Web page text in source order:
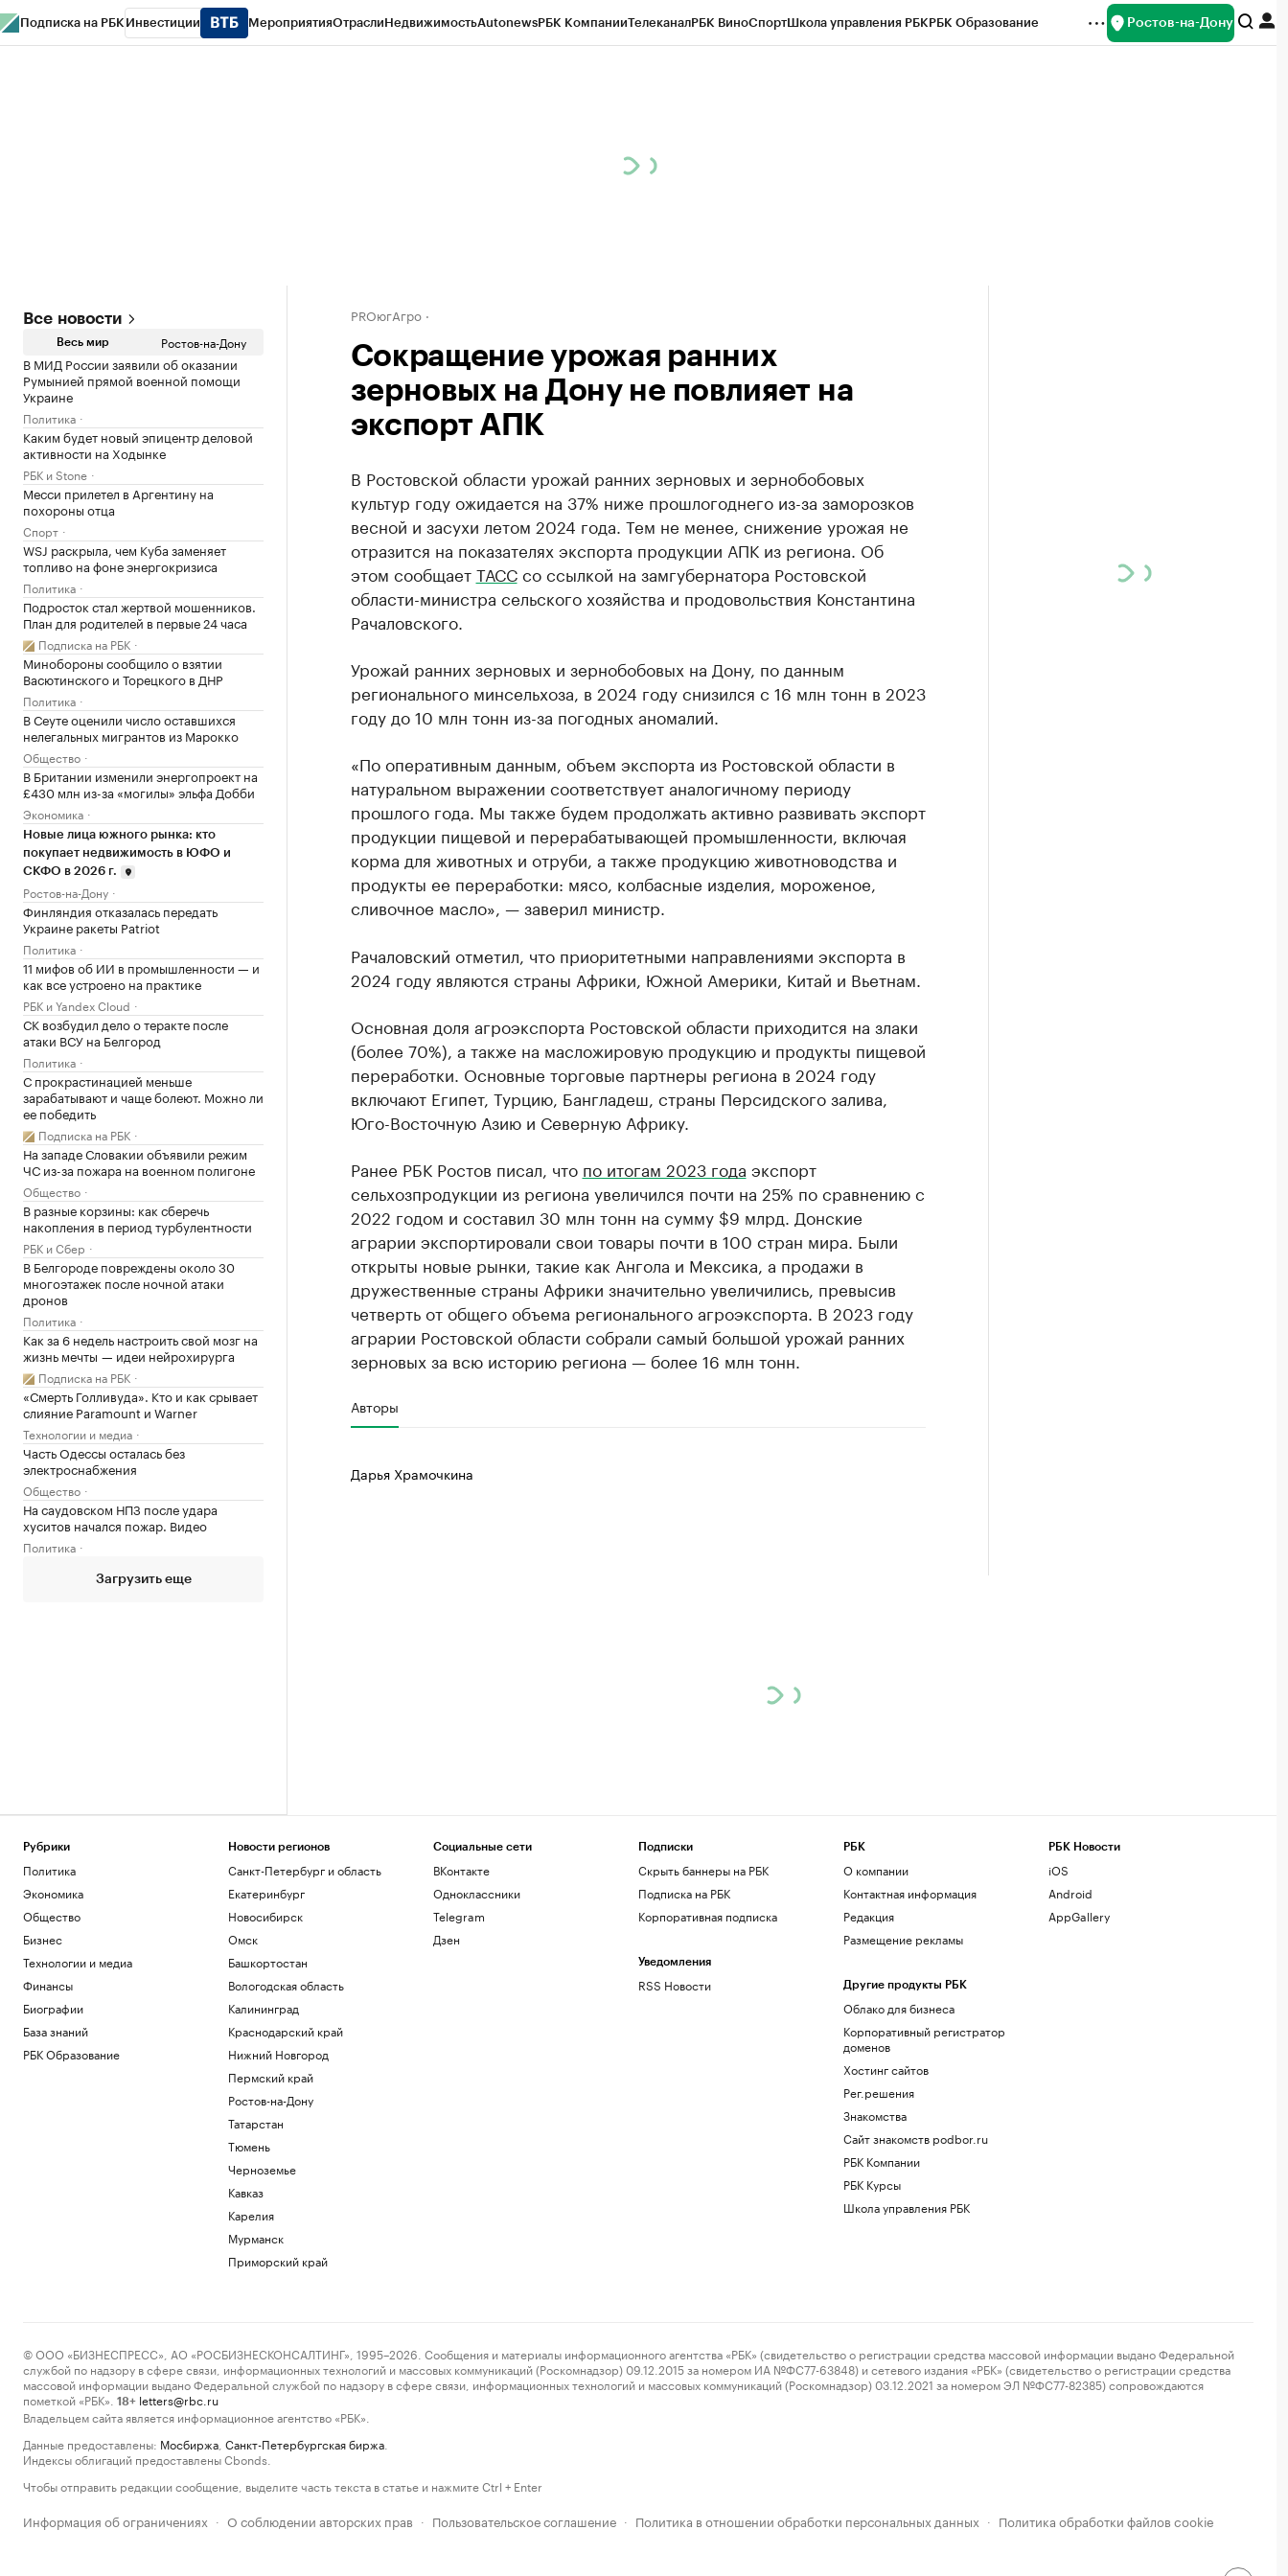
Подписка на РБК Инвестиции МероприятияОтраслиНедвижимостьAutonewsРБК КомпанииТелеканалРБК ВиноСпортШкола управления РБКРБК Образование Ростов-на-Дону
Все новости
Весь мир Ростов-на-Дону
В МИД России заявили об оказании
Румынией прямой военной помощи
Украине
Политика
Каким будет новый эпицентр деловой
активности на Ходынке
РБК и Stone
Месси прилетел в Аргентину на
похороны отца
Спорт
WSJ раскрыла, чем Куба заменяет
топливо на фоне энергокризиса
Политика
Подросток стал жертвой мошенников.
План для родителей в первые 24 часа
Подписка на РБК
Минобороны сообщило о взятии
Васютинского и Торецкого в ДНР
Политика
В Сеуте оценили число оставшихся
нелегальных мигрантов из Марокко
Общество
В Британии изменили энергопроект на
£430 млн из-за «могилы» эльфа Добби
Экономика
Новые лица южного рынка: кто
покупает недвижимость в ЮФО и
СКФО в 2026 г.
Ростов-на-Дону
Финляндия отказалась передать
Украине ракеты Patriot
Политика
11 мифов об ИИ в промышленности — и
как все устроено на практике
РБК и Yandex Cloud
СК возбудил дело о теракте после
атаки ВСУ на Белгород
Политика
С прокрастинацией меньше
зарабатывают и чаще болеют. Можно ли
ее победить
Подписка на РБК
На западе Словакии объявили режим
ЧС из-за пожара на военном полигоне
Общество
В разные корзины: как сберечь
накопления в период турбулентности
РБК и Сбер
В Белгороде повреждены около 30
многоэтажек после ночной атаки
дронов
Политика
Как за 6 недель настроить свой мозг на
жизнь мечты — идеи нейрохирурга
Подписка на РБК
«Смерть Голливуда». Кто и как срывает
слияние Paramount и Warner
Технологии и медиа
Часть Одессы осталась без
электроснабжения
Общество
На саудовском НПЗ после удара
хуситов начался пожар. Видео
Политика
Загрузить еще
PROюгАгро
Сокращение урожая ранних
зерновых на Дону не повлияет на
экспорт АПК
В Ростовской области урожай ранних зерновых и зернобобовых
культур году ожидается на 37% ниже прошлогоднего из-за заморозков
весной и засухи летом 2024 года. Тем не менее, снижение урожая не
отразится на показателях экспорта продукции АПК из региона. Об
этом сообщаетТАССсо ссылкой на замгубернатора Ростовской
области-министра сельского хозяйства и продовольствия Константина
Рачаловского.
Урожай ранних зерновых и зернобобовых на Дону, по данным
регионального минсельхоза, в 2024 году снизился с 16 млн тонн в 2023
году до 10 млн тонн из-за погодных аномалий.
«По оперативным данным, объем экспорта из Ростовской области в
натуральном выражении соответствует аналогичному периоду
прошлого года. Мы также будем продолжать активно развивать экспорт
продукции пищевой и перерабатывающей промышленности, включая
корма для животных и отруби, а также продукцию животноводства и
продукты ее переработки: мясо, колбасные изделия, мороженое,
сливочное масло», — заверил министр.
Рачаловский отметил, что приоритетными направлениями экспорта в
2024 году являются страны Африки, Южной Америки, Китай и Вьетнам.
Основная доля агроэкспорта Ростовской области приходится на злаки
(более 70%), а также на масложировую продукцию и продукты пищевой
переработки. Основные торговые партнеры региона в 2024 году
включают Египет, Турцию, Бангладеш, страны Персидского залива,
Юго-Восточную Азию и Северную Африку.
Ранее РБК Ростов писал, что по итогам 2023 года экспорт
сельхозпродукции из региона увеличился почти на 25% по сравнению с
2022 годом и составил 30 млн тонн на сумму $9 млрд. Донские
аграрии экспортировали свои товары почти в 100 стран мира. Были
открыты новые рынки, такие как Ангола и Мексика, а продажи в
дружественные страны Африки значительно увеличились, превысив
четверть от общего объема регионального агроэкспорта. В 2023 году
аграрии Ростовской области собрали самый большой урожай ранних
зерновых за всю историю региона — более 16 млн тонн.
Авторы
Дарья Храмочкина
Рубрики
Политика
Экономика
Общество
Бизнес
Технологии и медиа
Финансы
Биографии
База знаний
РБК Образование
Новости регионов
Санкт-Петербург и область
Екатеринбург
Новосибирск
Омск
Башкортостан
Вологодская область
Калининград
Краснодарский край
Нижний Новгород
Пермский край
Ростов-на-Дону
Татарстан
Тюмень
Черноземье
Кавказ
Карелия
Мурманск
Приморский край
Социальные сети
ВКонтакте
Одноклассники
Telegram
Дзен
Подписки
Скрыть баннеры на РБК
Подписка на РБК
Корпоративная подписка
Уведомления
RSS Новости
РБК
О компании
Контактная информация
Редакция
Размещение рекламы
Другие продукты РБК
Облако для бизнеса
Корпоративный регистратор
доменов
Хостинг сайтов
Рег.решения
Знакомства
Сайт знакомств podbor.ru
РБК Компании
РБК Курсы
Школа управления РБК
РБК Новости
iOS
Android
AppGallery
© ООО «БИЗНЕСПРЕСС», АО «РОСБИЗНЕСКОНСАЛТИНГ», 1995–2026. Сообщения и материалы информационного агентства «РБК» (свидетельство о регистрации средства массовой информации выдано Федеральной
службой по надзору в сфере связи, информационных технологий и массовых коммуникаций (Роскомнадзор) 09.12.2015 за номером ИА №ФС77-63848) и сетевого издания «РБК» (свидетельство о регистрации средства
массовой информации выдано Федеральной службой по надзору в сфере связи, информационных технологий и массовых коммуникаций (Роскомнадзор) 03.12.2021 за номером ЭЛ №ФС77-82385) сопровождаются
пометкой «РБК».
18+ letters@rbc.ru
Владельцем сайта является информационное агентство «РБК».
Данные предоставлены: Мосбиржа Санкт-Петербургская биржа
Индексы облигаций предоставлены Cbonds.
Чтобы отправить редакции сообщение, выделите часть текста в статье и нажмите Ctrl + Enter
Информация об ограничениях · О соблюдении авторских прав · Пользовательское соглашение · Политика в отношении обработки персональных данных · Политика обработки файлов cookie